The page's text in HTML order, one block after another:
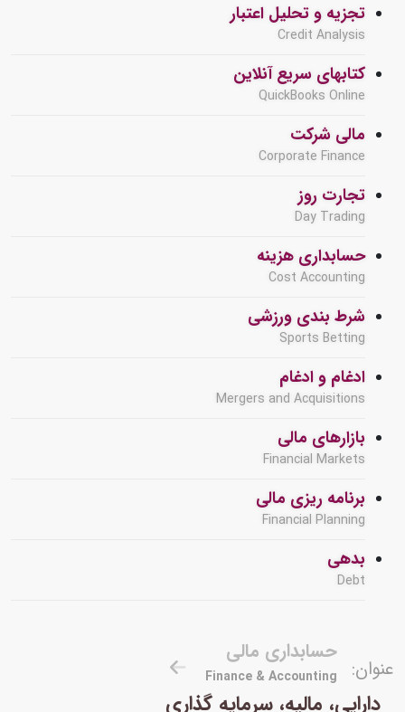
تجزیه و تحلیل اعتبار
Credit Analysis
کتابهای سریع آنلاین
QuickBooks Online
مالی شرکت
Corporate Finance
تجارت روز
Day Trading
حسابداری هزینه
Cost Accounting
شرط بندی ورزشی
Sports Betting
ادغام و ادغام
Mergers and Acquisitions
بازارهای مالی
Financial Markets
برنامه ریزی مالی
Financial Planning
بدهی
Debt
عنوان:
حسابداری مالی
Finance & Accounting
دارایی، مالیه، سرمایه گذاری